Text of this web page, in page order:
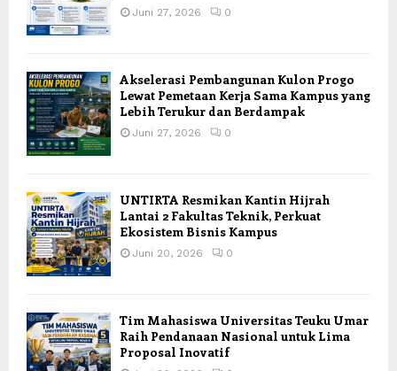
Juni 27, 2026 0
Akselerasi Pembangunan Kulon Progo
Lewat Pemetaan Kerja Sama Kampus yang
Lebih Terukur dan Berdampak
Juni 27, 2026 0
UNTIRTA Resmikan Kantin Hijrah
Lantai 2 Fakultas Teknik, Perkuat
Ekosistem Bisnis Kampus
Juni 20, 2026 0
Tim Mahasiswa Universitas Teuku Umar
Raih Pendanaan Nasional untuk Lima
Proposal Inovatif